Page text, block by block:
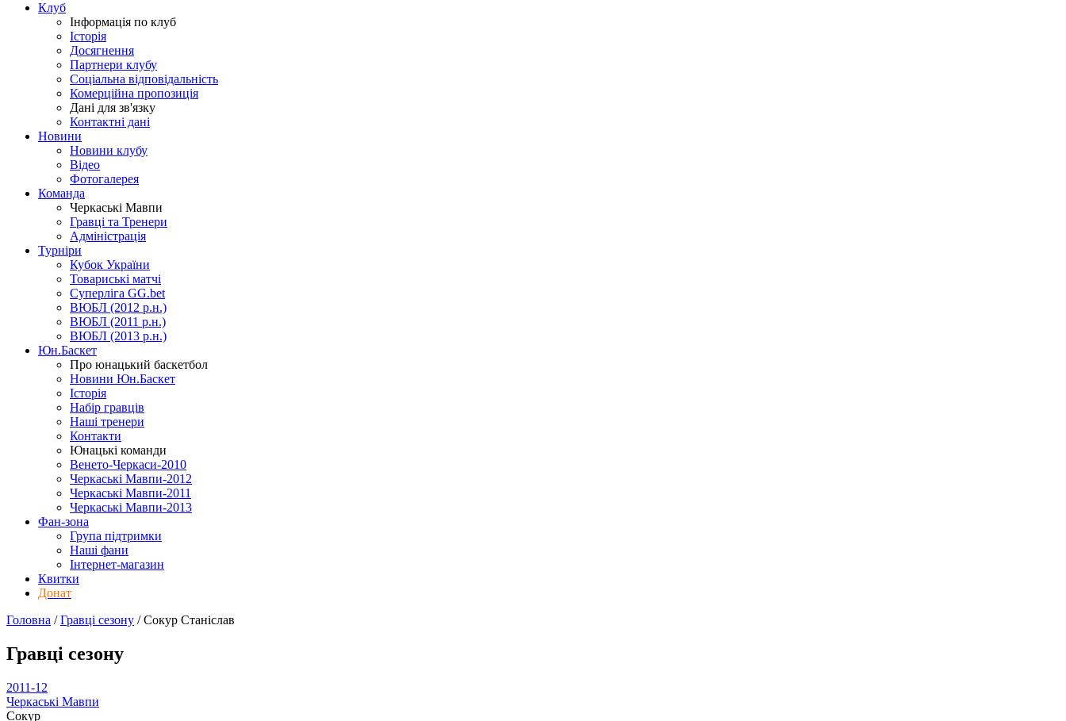
Клуб
Інформація по клуб
Історія
Досягнення
Партнери клубу
Соціальна відповідальність
Комерційна пропозиція
Дані для зв'язку
Контактні дані
Новини
Новини клубу
Відео
Фотогалерея
Команда
Черкаські Мавпи
Гравці та Тренери
Адміністрація
Турніри
Кубок України
Товариські матчі
Суперліга GG.bet
ВЮБЛ (2012 р.н.)
ВЮБЛ (2011 р.н.)
ВЮБЛ (2013 р.н.)
Юн.Баскет
Про юнацький баскетбол
Новини Юн.Баскет
Історія
Набір гравців
Наші тренери
Контакти
Юнацькі команди
Венето-Черкаси-2010
Черкаські Мавпи-2012
Черкаські Мавпи-2011
Черкаські Мавпи-2013
Фан-зона
Група підтримки
Наші фани
Інтернет-магазин
Квитки
Донат
Головна /Гравці сезону /Сокур Станіслав
Гравці сезону
2011-12
Черкаські Мавпи
Сокур